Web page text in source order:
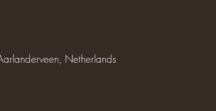
Netherlands